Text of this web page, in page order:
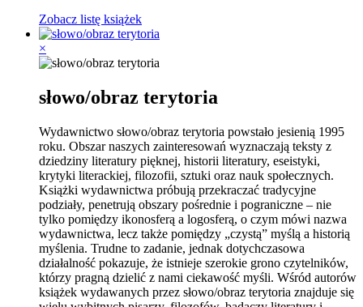
Zobacz listę książek
×
słowo/obraz terytoria
Wydawnictwo słowo/obraz terytoria powstało jesienią 1995
roku. Obszar naszych zainteresowań wyznaczają teksty z
dziedziny literatury pięknej, historii literatury, eseistyki,
krytyki literackiej, filozofii, sztuki oraz nauk społecznych.
Książki wydawnictwa próbują przekraczać tradycyjne
podziały, penetrują obszary pośrednie i pograniczne – nie
tylko pomiędzy ikonosferą a logosferą, o czym mówi nazwa
wydawnictwa, lecz także pomiędzy „czystą” myślą a historią
myślenia. Trudne to zadanie, jednak dotychczasowa
działalność pokazuje, że istnieje szerokie grono czytelników,
którzy pragną dzielić z nami ciekawość myśli. Wśród autorów
książek wydawanych przez słowo/obraz terytoria znajduje się